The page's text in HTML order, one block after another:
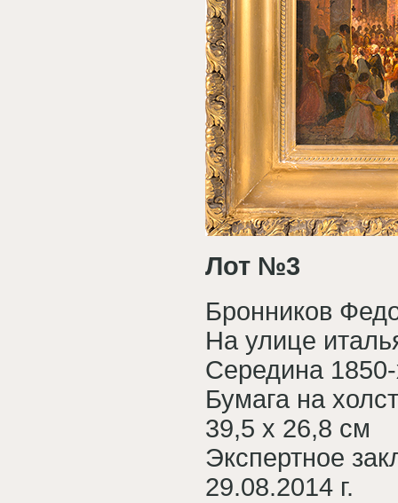
Лот №3
Бронников
На улице
Середина 1850-
Бумага на
39,5 х 26,8 см
Экспертное
29.08.2014 г.